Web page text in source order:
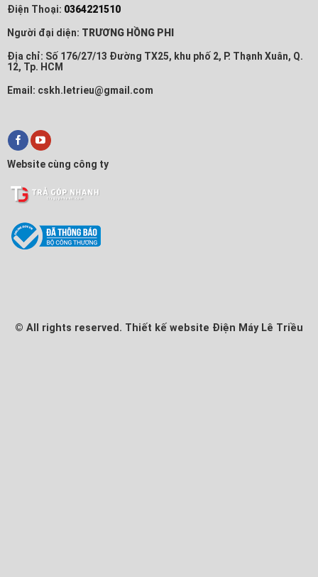
Điện Thoại: 0364221510
Người đại diện: TRƯƠNG HỒNG PHI
Địa chỉ: Số 176/27/13 Đường TX25, khu phố 2, P. Thạnh Xuân, Q.
12, Tp. HCM
Email: cskh.letrieu@gmail.com
Website cùng công ty
© All rights reserved. Thiết kế website Điện Máy Lê Triều